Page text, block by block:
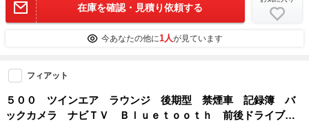
在庫を確認・見積り依頼する
今あなたの他に1人が見ています
フィアット
５００ ツインエア ラウンジ 後期型 禁煙車 記録簿 バ
ックカメラ ナビＴＶ Ｂｌｕｅｔｏｏｔｈ 前後ドライブレ